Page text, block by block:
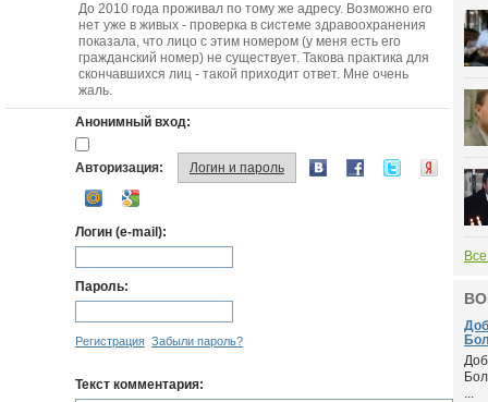
До 2010 года проживал по тому же адресу. Возможно его
нет уже в живых - проверка в системе здравоохранения
показала, что лицо с этим номером (у меня есть его
гражданский номер) не существует. Такова практика для
скончавшихся лиц - такой приходит ответ. Мне очень
жаль.
Анонимный вход:
Авторизация: Логин и пароль
Логин (e-mail):
Пароль:
Регистрация Забыли пароль?
Текст комментария:
...